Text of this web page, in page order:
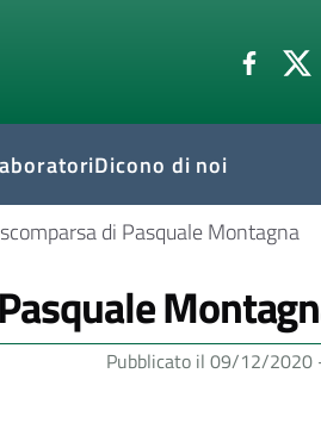
Dicono di noi
di Pasquale Montagna
Pubblicato il 09/12/2020